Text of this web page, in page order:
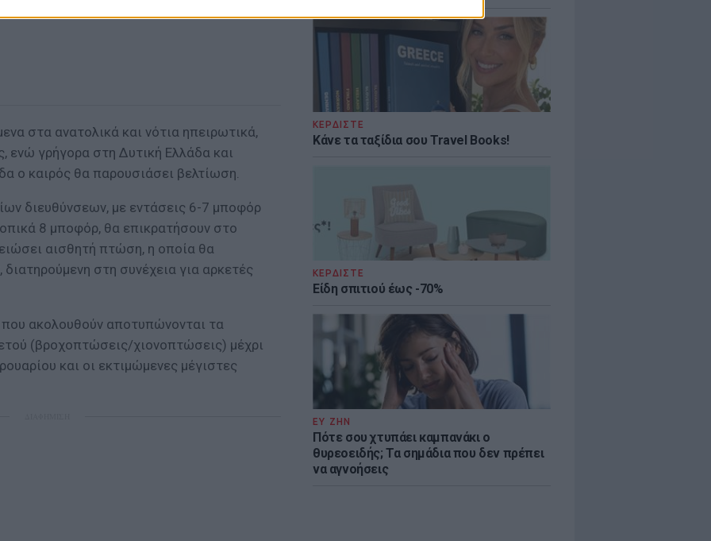
ΚΕΡΔΙΣΤΕ
Κάνε τα ταξίδια σου Travel Books!
ΚΕΡΔΙΣΤΕ
Είδη σπιτιού έως -70%
ΕΥ ΖΗΝ
Πότε σου χτυπάει καμπανάκι ο
θυρεοειδής; Τα σημάδια που δεν πρέπει
να αγνοήσεις
στα ανατολικά και νότια ηπειρωτικά,
ενώ γρήγορα στη Δυτική Ελλάδα και
ο καιρός θα παρουσιάσει βελτίωση.
διευθύνσεων, με εντάσεις 6-7 μποφόρ
8 μποφόρ, θα επικρατήσουν στο
αισθητή πτώση, η οποία θα
στη συνέχεια για αρκετές
ακολουθούν αποτυπώνονται τα
(βροχοπτώσεις/χιονοπτώσεις) μέχρι
και οι εκτιμώμενες μέγιστες